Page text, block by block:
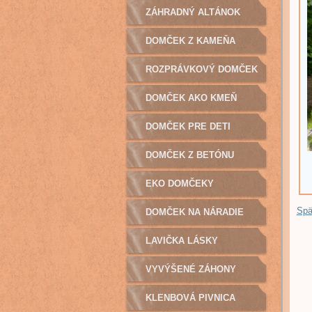
ZÁHRADNÝ ALTÁNOK
DOMČEK Z KAMEŇA
ROZPRÁVKOVÝ DOMČEK
DOMČEK AKO KMEŇ
DOMČEK PRE DETI
DOMČEK Z BETÓNU
EKO DOMČEKY
DOMČEK NA NÁRADIE
LAVIČKA LÁSKY
VYVÝŠENÉ ZÁHONY
KLENBOVÁ PIVNICA